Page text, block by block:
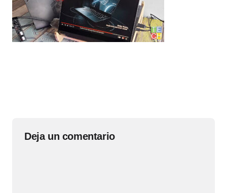
Deja un comentario